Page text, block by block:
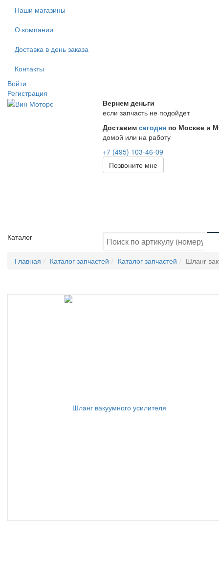
Наши магазины
О компании
Доставка в день заказа
Контакты
Войти
Регистрация
Вернем деньги
если запчасть не подойдет
Доставим сегодня по Москве и
домой или на работу
+7 (495) 103-46-09
Позвоните мне
Каталог
Главная Каталог запчастей Каталог запчастей Шланг